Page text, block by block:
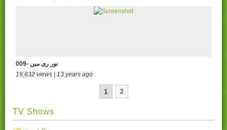
009- نور ری میں
19,632 views | 13 years ago
1 2
TV Shows